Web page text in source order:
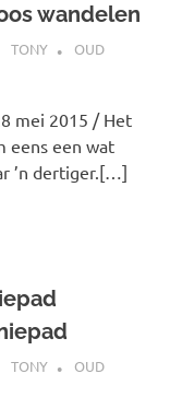
wandelen
TONY
OUD
mei 2015 / Het
eens een wat
’n dertiger.[…]
TONY
OUD